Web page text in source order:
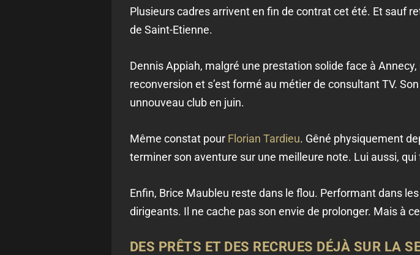
Plusieurs cadres arrivent en fin de contrat cet été. Et sauf
de Saint-Etienne.
Dennis Appiah, malgré une prestation solide face à
reconversion et s’est formé au métier de consultant TV.
unnouveau club en juin.
Même constat pour Florian Tardieu. Gêné physiquement
terminer son aventure sur une meilleure note. Lui aussi,
Enfin, Brice Maubleu reste dans le flou. Performant dans
dirigeants. Il ne cache pas son envie de prolonger. Mais à
DES PRÊTS ET DES RECRUES DÉJÀ SUR LA